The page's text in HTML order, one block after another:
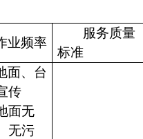
业频率
服务质量
标准
面、台
传
面无
无污